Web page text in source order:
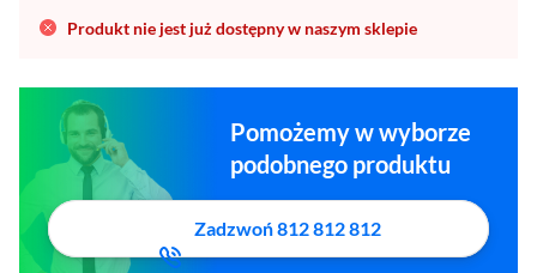
Produkt nie jest już dostępny w naszym sklepie
Pomożemy w wyborze
podobnego produktu
Zadzwoń 812 812 812